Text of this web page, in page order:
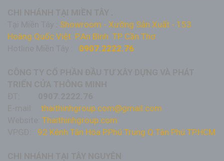
Showroom - Xưỡng Sản Xuất - 153
Hoàng Quốc Việt P.An Bình TP Cần Thơ
0907.2222.76
thaithinhgroup.com@gmail.com
Thaithinhgroup.com
92 Kênh Tân Hóa P.Phú Trung Q.Tân Phú TP.HCM